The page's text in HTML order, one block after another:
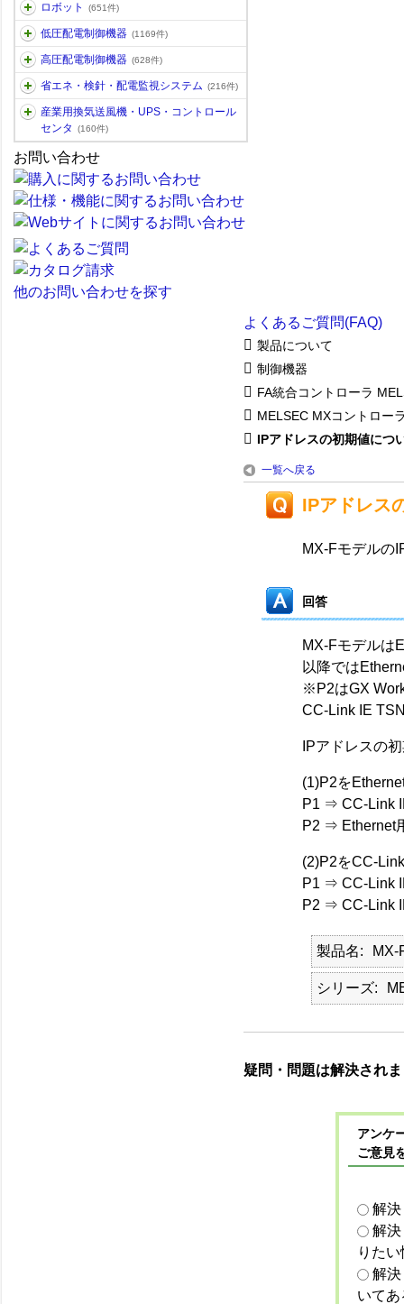
ロボット (651件)
低圧配電制御機器 (1169件)
高圧配電制御機器 (628件)
省エネ・検針・配電監視システム (216件)
産業用換気送風機・UPS・コントロール
センタ
(160件)
お問い合わせ
他のお問い合わせを探す
よくあるご質問(FAQ)
製品について
制御機器
FA統合コントローラ
MELSEC MXコントロー
IPアドレスの初期値につ
一覧へ戻る
IPアドレス
MX-Fモデルの
回答
MX-Fモデルは
以降では
※P2はGX
CC-Link IE
IPアドレスの
(1)P2を
P1 ⇒ CC-Link
P2 ⇒ Ethernet
(2)P2をCC-
P1 ⇒ CC-Link
P2 ⇒ CC-Link
製品名 MX-
シリーズ
疑問・問題は解決され
アンケ
ご意見
解
解
りた
解
いて